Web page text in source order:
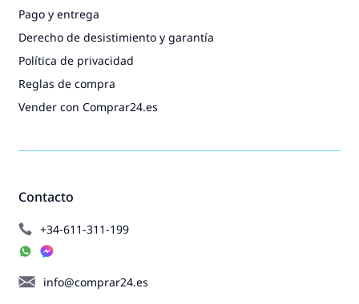
Contacto
+34-611-311-199
info@comprar24.es
Pago y entrega
Derecho de desistimiento y garantía
Política de privacidad
Reglas de compra
Vender con Comprar24.es